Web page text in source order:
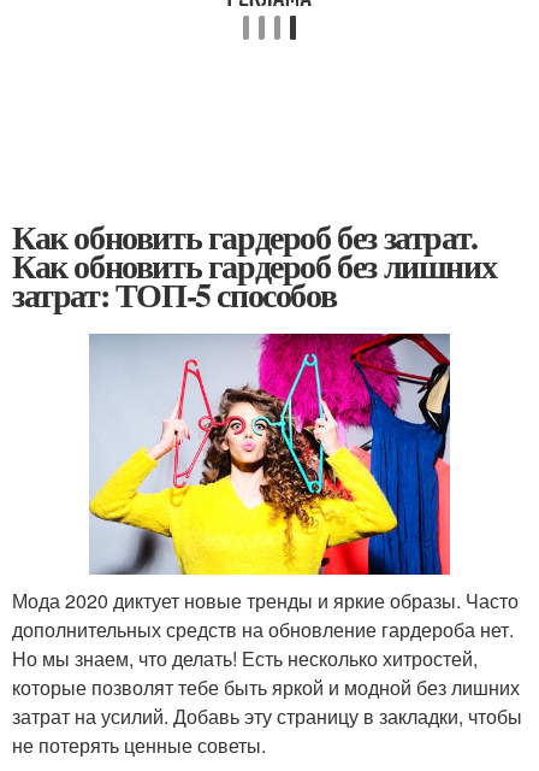
Как обновить гардероб без затрат.
Как обновить гардероб без лишних
затрат: ТОП-5 способов
Мода 2020 диктует новые тренды и яркие образы. Часто
дополнительных средств на обновление гардероба нет.
Но мы знаем, что делать! Есть несколько хитростей,
которые позволят тебе быть яркой и модной без лишних
затрат на усилий. Добавь эту страницу в закладки, чтобы
не потерять ценные советы.